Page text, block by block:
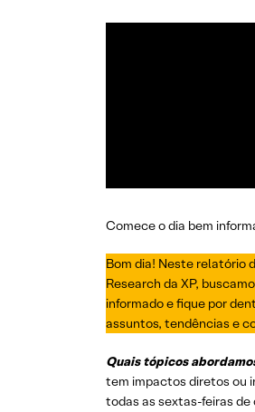
Comece o dia bem
Bom dia! Neste relatório
Research da XP,
informado e fique por
assuntos, tendências e
Quais tópicos
tem impactos diretos ou
todas as sextas-feiras